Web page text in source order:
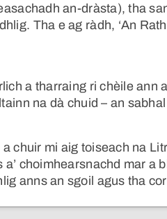
an-dràsta), tha
Tha e ag ràdh, ‘An
a tharraing ri chèile ann
na dà chuid – an
a chuir mi aig toiseach na
a’ choimhearsnachd mar a
anns an sgoil agus tha